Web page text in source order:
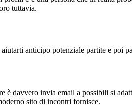
tuttavia.
anticipo potenziale partite e poi
è davvero invia email a possibili si
sito di incontri fornisce.